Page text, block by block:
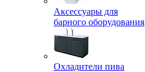
Аксессуары для
барного оборудования
Охладители пива